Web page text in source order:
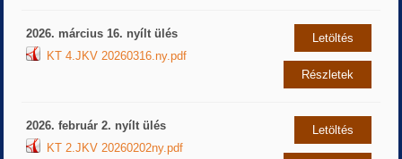
2026. március 16. nyílt ülés
KT 4.JKV 20260316.ny.pdf
Letöltés
Részletek
2026. február 2. nyílt ülés
KT 2.JKV 20260202ny.pdf
Letöltés